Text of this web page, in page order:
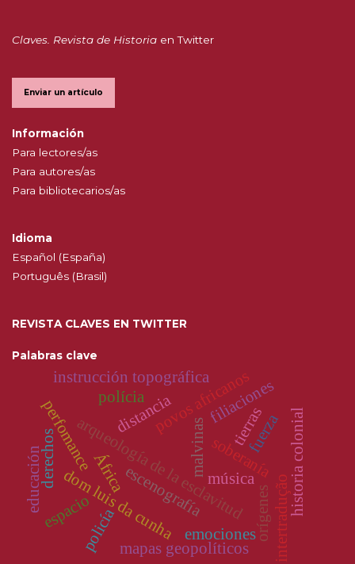
Claves. Revista de Historia en Twitter
Enviar un artículo
Información
Para lectores/as
Para autores/as
Para bibliotecarios/as
Idioma
Español (España)
Português (Brasil)
REVISTA CLAVES EN TWITTER
Palabras clave
arqueología de la esclavitud
dom luis da cunha
soberanía
orígenes
malvinas
intertradução
povos africanos
mapas geopolíticos
África
fuerza
emociones
escenografía
perfomance
espacio historia colonial
distancia
derechos
instrucción topográficafiliaciones
policía
música
educación
polícia
tierras